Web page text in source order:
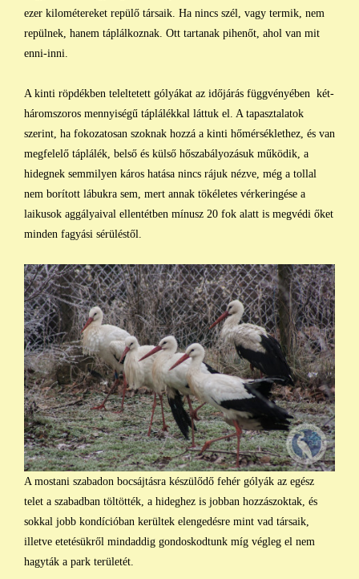
ezer kilométereket repülő társaik. Ha nincs szél, vagy termik, nem
repülnek, hanem táplálkoznak. Ott tartanak pihenőt, ahol van mit
enni-inni.
A kinti röpdékben teleltetett gólyákat az időjárás függvényében két-
háromszoros mennyiségű táplálékkal láttuk el. A tapasztalatok
szerint, ha fokozatosan szoknak hozzá a kinti hőmérséklethez, és van
megfelelő táplálék, belső és külső hőszabályozásuk működik, a
hidegnek semmilyen káros hatása nincs rájuk nézve, még a tollal
nem borított lábukra sem, mert annak tökéletes vérkeringése a
laikusok aggályaival ellentétben mínusz 20 fok alatt is megvédi őket
minden fagyási sérüléstől.
A mostani szabadon bocsájtásra készülődő fehér gólyák az egész
telet a szabadban töltötték, a hideghez is jobban hozzászoktak, és
sokkal jobb kondícióban kerültek elengedésre mint vad társaik,
illetve etetésükről mindaddig gondoskodtunk míg végleg el nem
hagyták a park területét.